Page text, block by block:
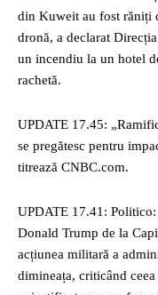
din Kuweit au fost răniți
dronă, a declarat
un incendiu la un hotel
rachetă.
UPDATE 17.45:
se pregătesc pentru
titrează CNBC.com.
UPDATE 17.41:
Donald Trump de la
acțiunea militară a
dimineața, criticând